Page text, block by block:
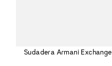
Sudadera Armani Exchange